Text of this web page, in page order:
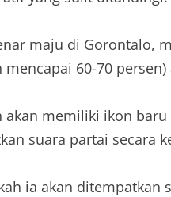
maju di Gorontalo,
mencapai 60-70
memiliki ikon
suara partai secara
ia akan